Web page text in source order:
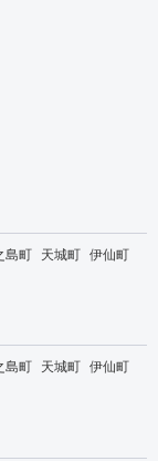
島町 天城町 伊仙町
島町 天城町 伊仙町